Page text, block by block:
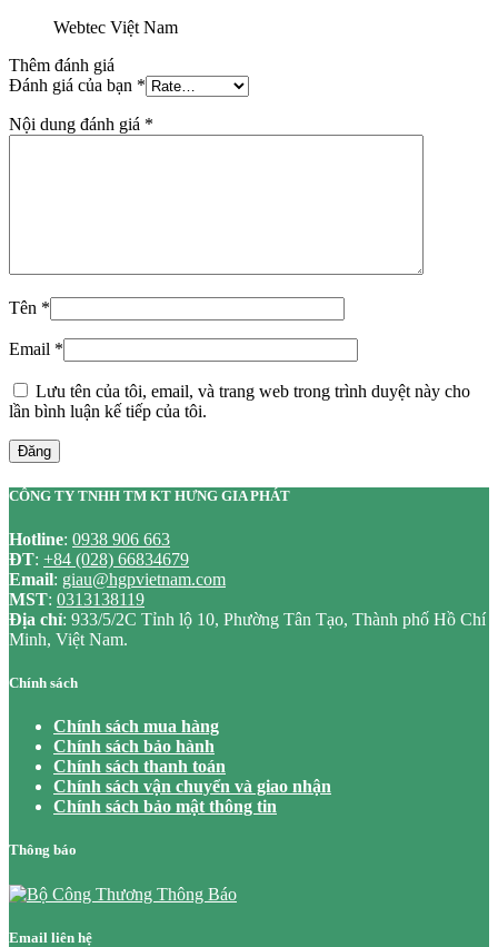
Webtec Việt Nam
Thêm đánh giá
Đánh giá của bạn *
Nội dung đánh giá *
Tên *
Email *
Lưu tên của tôi, email, và trang web trong trình duyệt này cho
lần bình luận kế tiếp của tôi.
Đăng
CÔNG TY TNHH TM KT HƯNG GIA PHÁT
Hotline: 0938 906 663
ĐT: +84 (028) 66834679
Email: giau@hgpvietnam.com
MST: 0313138119
Địa chỉ: 933/5/2C Tỉnh lộ 10, Phường Tân Tạo, Thành phố Hồ Chí
Minh, Việt Nam.
Chính sách
Chính sách mua hàng
Chính sách bảo hành
Chính sách thanh toán
Chính sách vận chuyển và giao nhận
Chính sách bảo mật thông tin
Thông báo
Email liên hệ